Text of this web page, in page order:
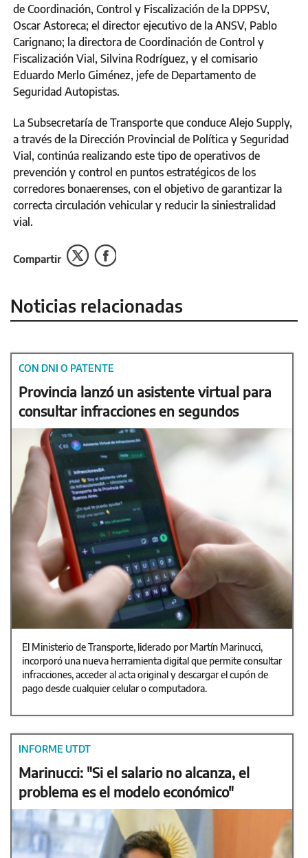
de Coordinación, Control y Fiscalización de la DPPSV,
Oscar Astoreca; el director ejecutivo de la ANSV, Pablo
Carignano; la directora de Coordinación de Control y
Fiscalización Vial, Silvina Rodríguez, y el comisario
Eduardo Merlo Giménez, jefe de Departamento de
Seguridad Autopistas.
La Subsecretaría de Transporte que conduce Alejo Supply,
a través de la Dirección Provincial de Política y Seguridad
Vial, continúa realizando este tipo de operativos de
prevención y control en puntos estratégicos de los
corredores bonaerenses, con el objetivo de garantizar la
correcta circulación vehicular y reducir la siniestralidad
vial.
Compartir
Noticias relacionadas
CON DNI O PATENTE
Provincia lanzó un asistente virtual para
consultar infracciones en segundos
El Ministerio de Transporte, liderado por Martín Marinucci,
incorporó una nueva herramienta digital que permite consultar
infracciones, acceder al acta original y descargar el cupón de
pago desde cualquier celular o computadora.
INFORME UTDT
Marinucci: "Si el salario no alcanza, el
problema es el modelo económico"